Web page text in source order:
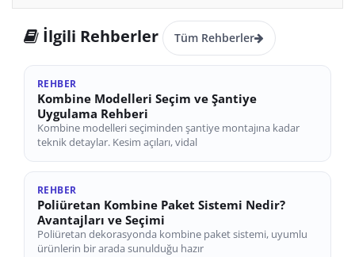
İlgili Rehberler Tüm Rehberler
REHBER
Kombine Modelleri Seçim ve Şantiye
Uygulama Rehberi
Kombine modelleri seçiminden şantiye montajına kadar
teknik detaylar. Kesim açıları, vidal
REHBER
Poliüretan Kombine Paket Sistemi Nedir?
Avantajları ve Seçimi
Poliüretan dekorasyonda kombine paket sistemi, uyumlu
ürünlerin bir arada sunulduğu hazır